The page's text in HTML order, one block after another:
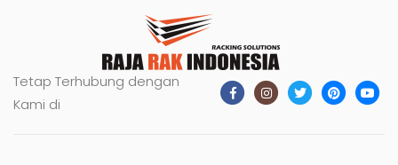
Tetap Terhubung dengan
Kami di